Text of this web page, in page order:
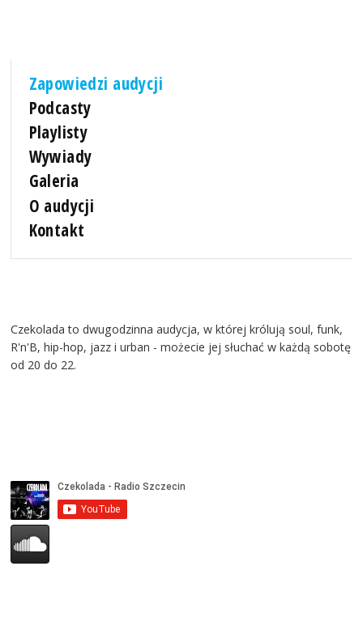
Zapowiedzi audycji
Podcasty
Playlisty
Wywiady
Galeria
O audycji
Kontakt
Czekolada to dwugodzinna audycja, w której królują soul, funk,
R'n'B, hip-hop, jazz i urban - możecie jej słuchać w każdą sobotę
od 20 do 22.